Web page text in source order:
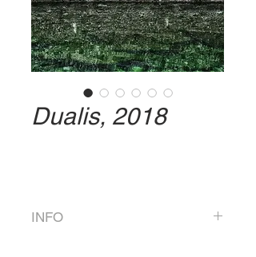
Dualis, 2018
INFO